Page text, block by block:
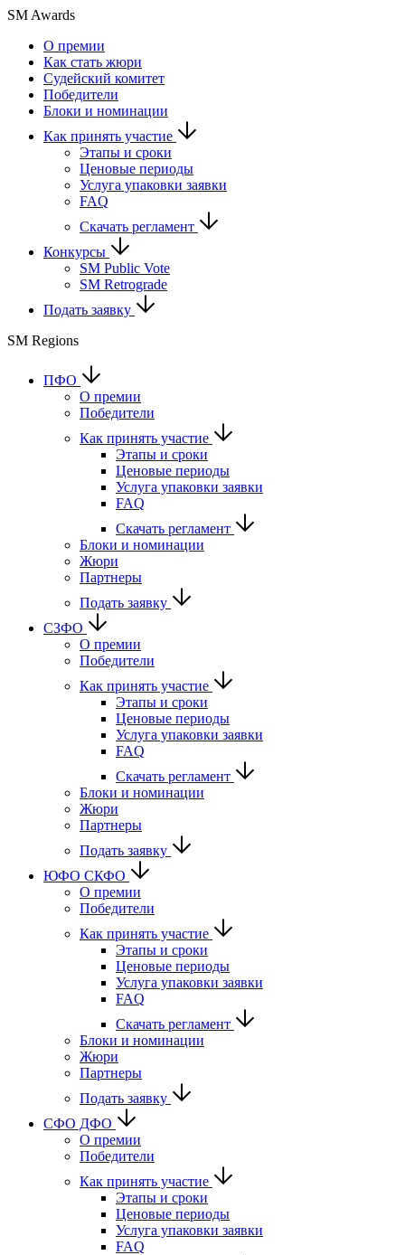
SM Awards
О премии
Как стать жюри
Судейский комитет
Победители
Блоки и номинации
Как принять участие
Этапы и сроки
Ценовые периоды
Услуга упаковки заявки
FAQ
Скачать регламент
Конкурсы
SM Public Vote
SM Retrograde
Подать заявку
SM Regions
ПФО
О премии
Победители
Как принять участие
Этапы и сроки
Ценовые периоды
Услуга упаковки заявки
FAQ
Скачать регламент
Блоки и номинации
Жюри
Партнеры
Подать заявку
СЗФО
О премии
Победители
Как принять участие
Этапы и сроки
Ценовые периоды
Услуга упаковки заявки
FAQ
Скачать регламент
Блоки и номинации
Жюри
Партнеры
Подать заявку
ЮФО СКФО
О премии
Победители
Как принять участие
Этапы и сроки
Ценовые периоды
Услуга упаковки заявки
FAQ
Скачать регламент
Блоки и номинации
Жюри
Партнеры
Подать заявку
CФО ДФО
О премии
Победители
Как принять участие
Этапы и сроки
Ценовые периоды
Услуга упаковки заявки
FAQ